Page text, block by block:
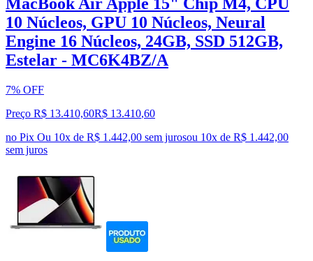
10 Núcleos, GPU 10 Núcleos, Neural
Engine 16 Núcleos, 24GB, SSD 512GB,
Estelar - MC6K4BZ/A
7% OFF
Preço R$ 13.410,60R$ 13.410,60
no Pix Ou 10x de R$ 1.442,00 sem jurosou 10x de R$ 1.442,00
sem juros